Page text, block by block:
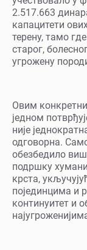
2.517.663
капацитети
терену, тамо
старог,
угрожену
Овим
једном
није
одговорна.
обезбедило
подршку
крста,
појединцима и
континуитет и